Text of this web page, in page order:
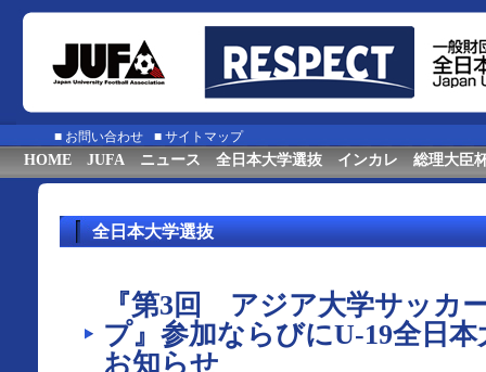
■ お問い合わせ ■ サイトマップ
HOME JUFA ニュース 全日本大学選抜 インカレ 総理大臣
全日本大学選抜
『第3回 アジア大学サッカ
プ』参加ならびにU-19全日
お知らせ